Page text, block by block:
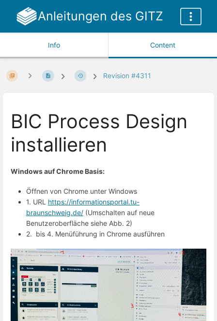
Anleitungen des GITZ
Info Content
Revision #4311
BIC Process Design
installieren
Windows auf Chrome Basis:
Öffnen von Chrome unter Windows
1. URL https://informationsportal.tu-
braunschweig.de/ (Umschalten auf neue
Benutzeroberfläche siehe Abb. 2)
2. bis 4. Menüführung in Chrome ausführen